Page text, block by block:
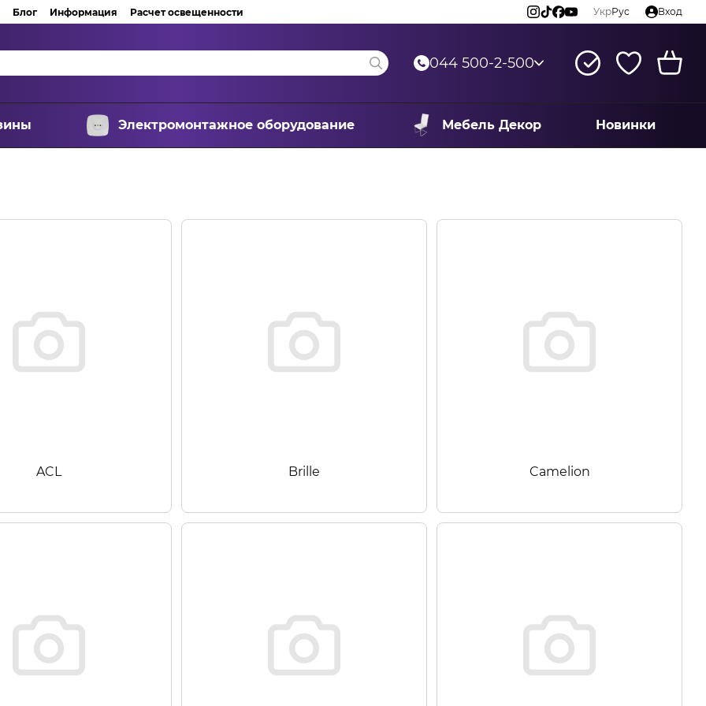
Блог Информация Расчет освещенности УкрРус Вход
044 500-2-500
Электромонтажное оборудование Мебель Декор Новинки
ACL Brille Camelion